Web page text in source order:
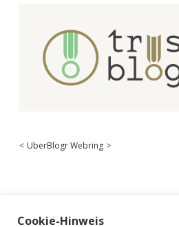
< UberBlogr Webring >
Cookie-Hinweis